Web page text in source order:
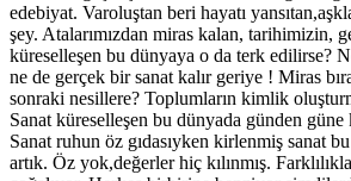
edebiyat. Varoluştan beri hayatı
şey. Atalarımızdan miras kalan, tarihimizin,
küreselleşen bu dünyaya o da terk edilirse?
ne de gerçek bir sanat kalır geriye ! Miras
sonraki nesillere? Toplumların kimlik
Sanat küreselleşen bu dünyada günden güne
Sanat ruhun öz gıdasıyken kirlenmiş sanat
artık. Öz yok,değerler hiç kılınmış.